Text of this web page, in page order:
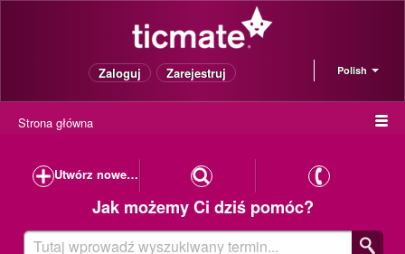
Polish
Zaloguj Zarejestruj
Strona główna
Utwórz nowe zapytanie
Jak możemy Ci dziś pomóc?